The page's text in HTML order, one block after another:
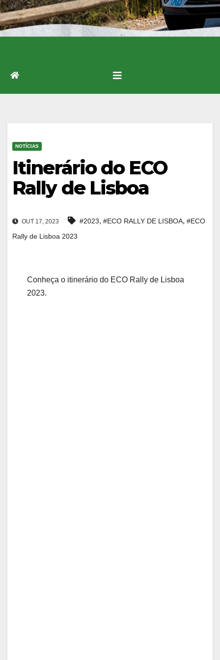
NOTÍCIAS
Itinerário do ECO
Rally de Lisboa
OUT 17, 2023 #2023, #ECO RALLY DE LISBOA, #ECO
Rally de Lisboa 2023
Conheça o itinerário do ECO Rally de Lisboa
2023.